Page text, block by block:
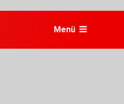
Menü